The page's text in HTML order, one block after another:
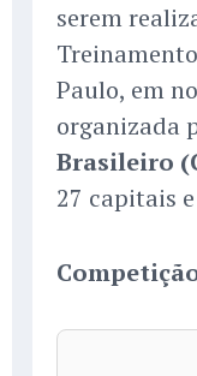
serem
Paulo, em
organizada
Brasileiro
27 capitais